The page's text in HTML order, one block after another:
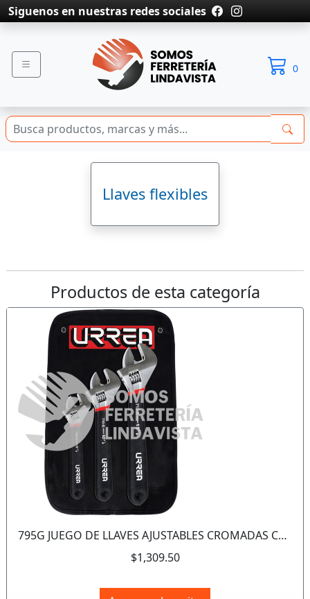
Siguenos en nuestras redes sociales
0
Llaves flexibles
Productos de esta categoría
795G JUEGO DE LLAVES AJUSTABLES CROMADAS CON MANGO RUBBER GRIP 3 PIEZAS MOD 712G 710G 708G URREA
$1,309.50